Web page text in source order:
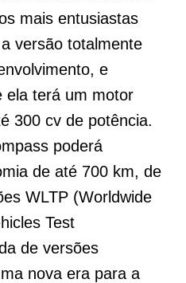
mais entusiastas
versão totalmente
e
ela terá um motor
300 cv de potência.
poderá
de até 700 km, de
WLTP (Worldwide
Test
de versões
nova era para a